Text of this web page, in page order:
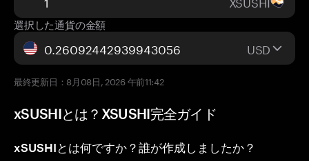
選択した通貨の金額
USD
最終更新日：8月08日, 2026 午前11:42
xSUSHIとは？XSUSHI完全ガイド
xSUSHIとは何ですか？誰が作成しましたか？